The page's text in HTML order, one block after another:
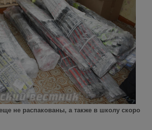
не распакованы, а также в школу скоро